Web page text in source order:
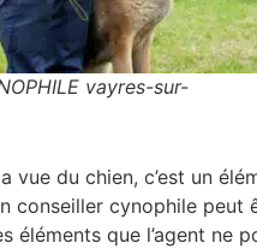
vayres-sur-
vue du chien, c’est un
conseiller cynophile peut
éléments que l’agent ne